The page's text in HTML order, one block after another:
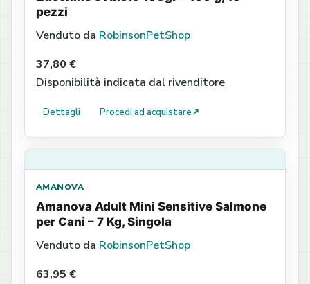
pezzi
Venduto da RobinsonPetShop
37,80 €
Disponibilità indicata dal rivenditore
Dettagli Procedi ad acquistare↗
AMANOVA
Amanova Adult Mini Sensitive Salmone
per Cani – 7 Kg, Singola
Venduto da RobinsonPetShop
63,95 €